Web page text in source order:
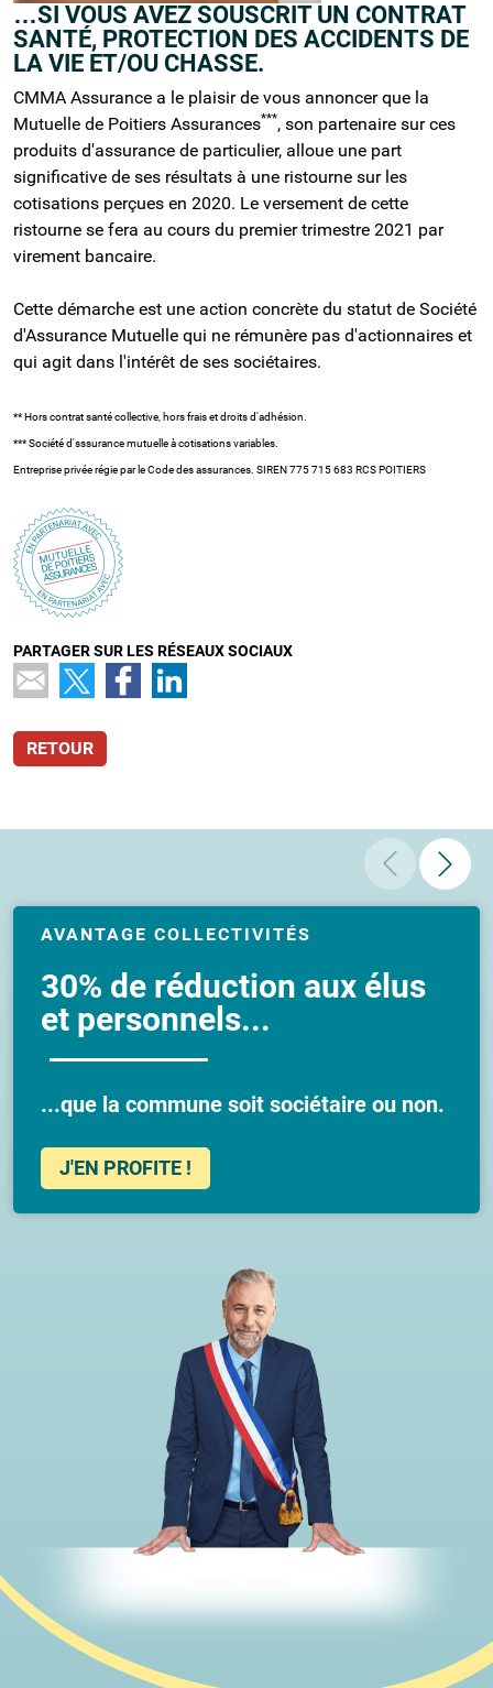
…SI VOUS AVEZ SOUSCRIT UN CONTRAT
SANTÉ, PROTECTION DES ACCIDENTS DE
LA VIE ET/OU CHASSE.
CMMA Assurance a le plaisir de vous annoncer que la
Mutuelle de Poitiers Assurances***, son partenaire sur ces
produits d'assurance de particulier, alloue une part
significative de ses résultats à une ristourne sur les
cotisations perçues en 2020. Le versement de cette
ristourne se fera au cours du premier trimestre 2021 par
virement bancaire.
Cette démarche est une action concrète du statut de Société
d'Assurance Mutuelle qui ne rémunère pas d'actionnaires et
qui agit dans l'intérêt de ses sociétaires.
** Hors contrat santé collective, hors frais et droits d'adhésion.
*** Société d'sssurance mutuelle à cotisations variables.
Entreprise privée régie par le Code des assurances. SIREN 775 715 683 RCS POITIERS
PARTAGER SUR LES RÉSEAUX SOCIAUX
RETOUR
AVANTAGE COLLECTIVITÉS
30% de réduction aux élus
et personnels...
...que la commune soit sociétaire ou non.
J'EN PROFITE !